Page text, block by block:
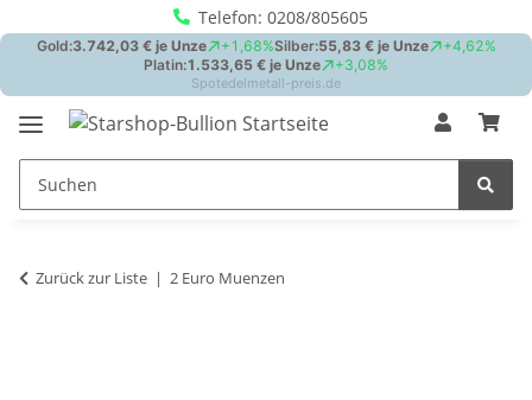
Telefon: 0208/805605
Zurück zur Liste 2 Euro Muenzen